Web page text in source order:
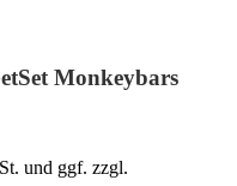
Monkeybars
und ggf. zzgl.